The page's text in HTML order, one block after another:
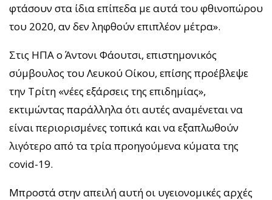
φτάσουν στα ίδια επίπεδα με αυτά του φθινοπώρου
του 2020, αν δεν ληφθούν επιπλέον μέτρα».
Στις ΗΠΑ ο Άντονι Φάουτσι, επιστημονικός
σύμβουλος του Λευκού Οίκου, επίσης προέβλεψε
την Τρίτη «νέες εξάρσεις της επιδημίας»,
εκτιμώντας παράλληλα ότι αυτές αναμένεται να
είναι περιορισμένες τοπικά και να εξαπλωθούν
λιγότερο από τα τρία προηγούμενα κύματα της
covid-19.
Μπροστά στην απειλή αυτή οι υγειονομικές αρχές